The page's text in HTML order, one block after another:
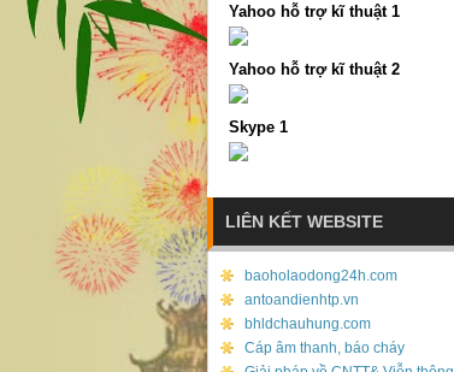
Yahoo hỗ trợ kĩ thuật 1
Yahoo hỗ trợ kĩ thuật 2
Skype 1
LIÊN KẾT WEBSITE
baoholaodong24h.com
antoandienhtp.vn
bhldchauhung.com
Cáp âm thanh, báo cháy